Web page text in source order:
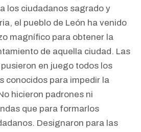
los ciudadanos sagrado y
el pueblo de León ha venido
magnífico para obtener la
de aquella ciudad. Las
en juego todos los
conocidos para impedir la
hicieron padrones ni
que para formarlos
Designaron para las